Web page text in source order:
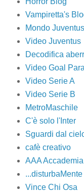
Vampiretta's
Mondo Juventus
Video Juventus
Decodifica
Video Goal
Video Serie A
Video Serie B
MetroMaschile
C'è solo l'Inter
Sguardi dal
cafè creativo
AAA
...disturbaMente
Vince Chi Osa